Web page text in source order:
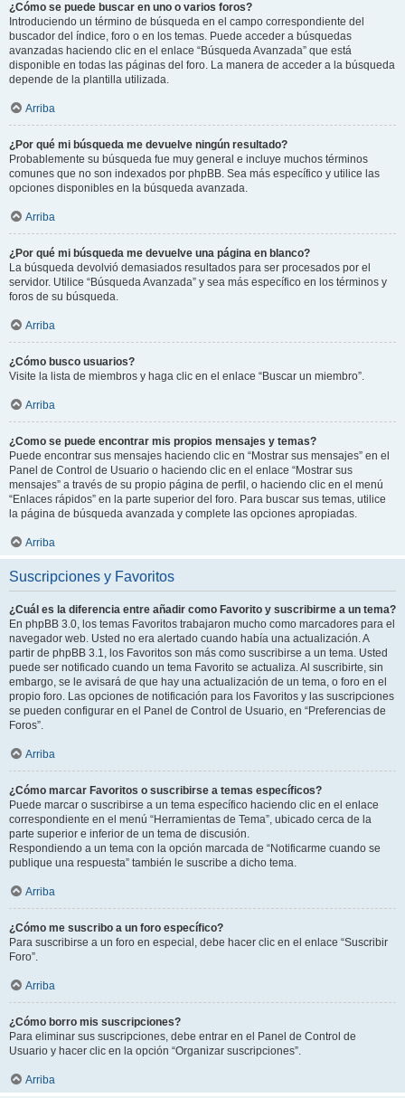
¿Cómo se puede buscar en uno o varios foros?
Introduciendo un término de búsqueda en el campo correspondiente del
buscador del índice, foro o en los temas. Puede acceder a búsquedas
avanzadas haciendo clic en el enlace “Búsqueda Avanzada” que está
disponible en todas las páginas del foro. La manera de acceder a la búsqueda
depende de la plantilla utilizada.
Arriba
¿Por qué mi búsqueda me devuelve ningún resultado?
Probablemente su búsqueda fue muy general e incluye muchos términos
comunes que no son indexados por phpBB. Sea más específico y utilice las
opciones disponibles en la búsqueda avanzada.
Arriba
¿Por qué mi búsqueda me devuelve una página en blanco?
La búsqueda devolvió demasiados resultados para ser procesados por el
servidor. Utilice “Búsqueda Avanzada” y sea más específico en los términos y
foros de su búsqueda.
Arriba
¿Cómo busco usuarios?
Visite la lista de miembros y haga clic en el enlace “Buscar un miembro”.
Arriba
¿Como se puede encontrar mis propios mensajes y temas?
Puede encontrar sus mensajes haciendo clic en “Mostrar sus mensajes” en el
Panel de Control de Usuario o haciendo clic en el enlace “Mostrar sus
mensajes” a través de su propio página de perfil, o haciendo clic en el menú
“Enlaces rápidos” en la parte superior del foro. Para buscar sus temas, utilice
la página de búsqueda avanzada y complete las opciones apropiadas.
Arriba
Suscripciones y Favoritos
¿Cuál es la diferencia entre añadir como Favorito y suscribirme a un tema?
En phpBB 3.0, los temas Favoritos trabajaron mucho como marcadores para el
navegador web. Usted no era alertado cuando había una actualización. A
partir de phpBB 3.1, los Favoritos son más como suscribirse a un tema. Usted
puede ser notificado cuando un tema Favorito se actualiza. Al suscribirte, sin
embargo, se le avisará de que hay una actualización de un tema, o foro en el
propio foro. Las opciones de notificación para los Favoritos y las suscripciones
se pueden configurar en el Panel de Control de Usuario, en “Preferencias de
Foros”.
Arriba
¿Cómo marcar Favoritos o suscribirse a temas específicos?
Puede marcar o suscribirse a un tema específico haciendo clic en el enlace
correspondiente en el menú “Herramientas de Tema”, ubicado cerca de la
parte superior e inferior de un tema de discusión.
Respondiendo a un tema con la opción marcada de “Notificarme cuando se
publique una respuesta” también le suscribe a dicho tema.
Arriba
¿Cómo me suscribo a un foro específico?
Para suscribirse a un foro en especial, debe hacer clic en el enlace “Suscribir
Foro”.
Arriba
¿Cómo borro mis suscripciones?
Para eliminar sus suscripciones, debe entrar en el Panel de Control de
Usuario y hacer clic en la opción “Organizar suscripciones”.
Arriba